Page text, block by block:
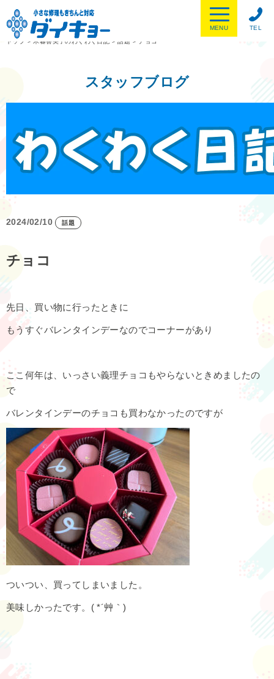
TEL
MENU
トップ
> 木暮喜美子のわくわく日記 >話題 > チョコ
スタッフブログ
2024/02/10 話題
チョコ
先日、買い物に行ったときに
もうすぐバレンタインデーなのでコーナーがあり
ここ何年は、いっさい義理チョコもやらないときめましたの
で
バレンタインデーのチョコも買わなかったのですが
ついつい、買ってしまいました。
美味しかったです。( *´艸｀)